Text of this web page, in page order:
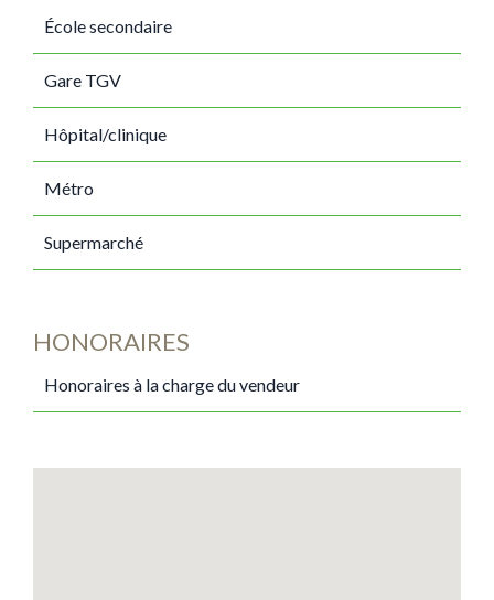
École secondaire
Gare TGV
Hôpital/clinique
Métro
Supermarché
HONORAIRES
Honoraires à la charge du vendeur